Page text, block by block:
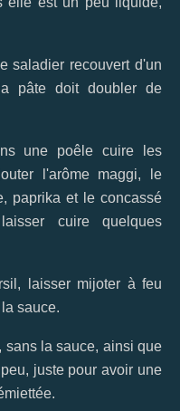
saladier recouvert d'un
pâte doit doubler de
une poêle cuire les
l'arôme maggi, le
paprika et le concassé
cuire quelques
laisser mijoter à feu
sauce.
sans la sauce, ainsi que
juste pour avoir une